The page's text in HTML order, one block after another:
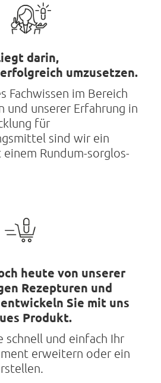
darin,
umzusetzen.
Fachwissen im Bereich
unserer Erfahrung in
für
sind wir ein
Rundum-sorglos-
heute von unserer
Rezepturen und
Sie mit uns
Produkt.
schnell und einfach Ihr
erweitern oder ein